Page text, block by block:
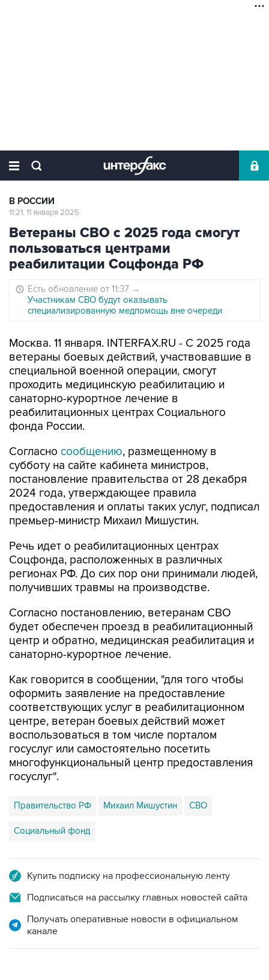
В РОССИИ
11:21, 11 января 2025
Ветераны СВО с 2025 года смогут
пользоваться центрами
реабилитации Соцфонда РФ
Есть обновление от 11:37 →
Участникам СВО будут оказывать
специализированную медпомощь вне очереди
Москва. 11 января. INTERFAX.RU - С 2025 года
ветераны боевых действий, участвовавшие в
специальной военной операции, смогут
проходить медицинскую реабилитацию и
санаторно-курортное лечение в
реабилитационных центрах Социального
фонда России.
Согласно сообщению, размещенному в
субботу на сайте кабинета министров,
постановление правительства от 28 декабря
2024 года, утверждающее правила
предоставления и оплаты таких услуг, подписал
премьер-министр Михаил Мишустин.
Речь идет о реабилитационных центрах
Соцфонда, расположенных в различных
регионах РФ. До сих пор они принимали людей,
получивших травмы на производстве.
Согласно постановлению, ветеранам СВО
будет обеспечен проезд в реабилитационный
центр и обратно, медицинская реабилитация и
санаторно-курортное лечение.
Как говорится в сообщении, "для того чтобы
оформить заявление на предоставление
соответствующих услуг в реабилитационном
центре, ветеран боевых действий может
воспользоваться в том числе порталом
госуслуг или самостоятельно посетить
многофункциональный центр предоставления
госуслуг".
Правительство РФ Михаил Мишустин СВО
Социальный фонд
Купить подписку на профессиональную ленту
Подписаться на рассылку главных новостей сайта
Получать оперативные новости в официальном
канале